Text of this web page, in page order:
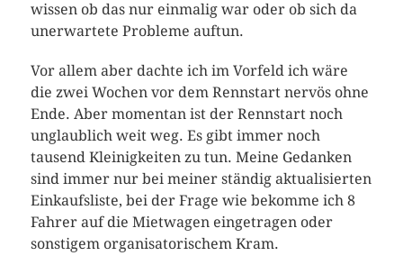
wissen ob das nur einmalig war oder ob sich da
unerwartete Probleme auftun.
Vor allem aber dachte ich im Vorfeld ich wäre
die zwei Wochen vor dem Rennstart nervös ohne
Ende. Aber momentan ist der Rennstart noch
unglaublich weit weg. Es gibt immer noch
tausend Kleinigkeiten zu tun. Meine Gedanken
sind immer nur bei meiner ständig aktualisierten
Einkaufsliste, bei der Frage wie bekomme ich 8
Fahrer auf die Mietwagen eingetragen oder
sonstigem organisatorischem Kram.